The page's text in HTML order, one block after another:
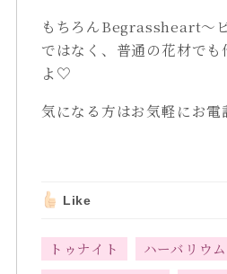
もちろんBegrassheart～
ではなく、普通の花材で
よ♡
気になる方はお気軽にお電
Like
トゥナイト
ハーバリウ